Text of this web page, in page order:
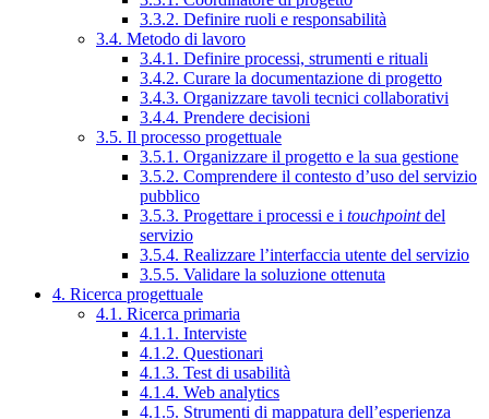
3.3.2. Definire ruoli e responsabilità
3.4. Metodo di lavoro
3.4.1. Definire processi, strumenti e rituali
3.4.2. Curare la documentazione di progetto
3.4.3. Organizzare tavoli tecnici collaborativi
3.4.4. Prendere decisioni
3.5. Il processo progettuale
3.5.1. Organizzare il progetto e la sua gestione
3.5.2. Comprendere il contesto d’uso del servizio
pubblico
3.5.3. Progettare i processi e i touchpointdel
servizio
3.5.4. Realizzare l’interfaccia utente del servizio
3.5.5. Validare la soluzione ottenuta
4. Ricerca progettuale
4.1. Ricerca primaria
4.1.1. Interviste
4.1.2. Questionari
4.1.3. Test di usabilità
4.1.4. Web analytics
4.1.5. Strumenti di mappatura dell’esperienza